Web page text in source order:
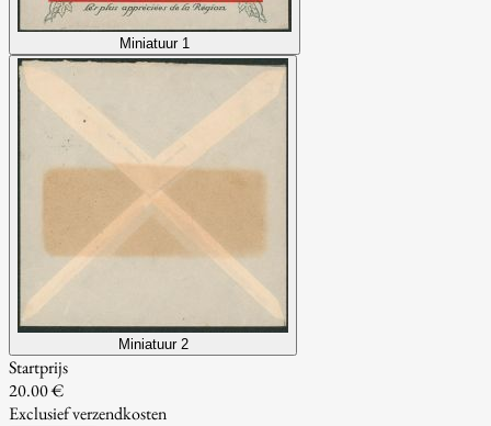
Miniatuur 1
Miniatuur 2
Startprijs
20.00 €
Exclusief verzendkosten